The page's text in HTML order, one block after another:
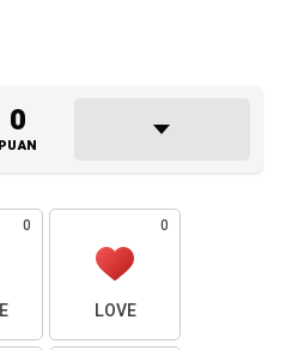
0
PUAN
0 0
LOVE